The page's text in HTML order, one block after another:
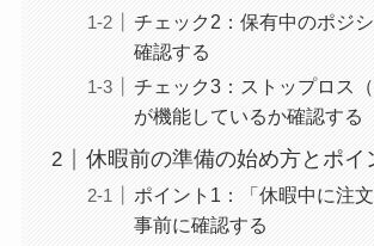
チェック2：保有中のポジ
確認する
チェック3：ストップロス
が機能しているか確認する
休暇前の準備の始め方とポイ
ポイント1：「休暇中に注
事前に確認する